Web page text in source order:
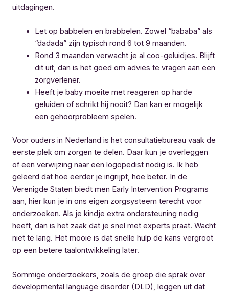
uitdagingen.
Let op babbelen en brabbelen. Zowel “bababa” als
“dadada” zijn typisch rond 6 tot 9 maanden.
Rond 3 maanden verwacht je al coo-geluidjes. Blijft
dit uit, dan is het goed om advies te vragen aan een
zorgverlener.
Heeft je baby moeite met reageren op harde
geluiden of schrikt hij nooit? Dan kan er mogelijk
een gehoorprobleem spelen.
Voor ouders in Nederland is het consultatiebureau vaak de
eerste plek om zorgen te delen. Daar kun je overleggen
of een verwijzing naar een logopedist nodig is. Ik heb
geleerd dat hoe eerder je ingrijpt, hoe beter. In de
Verenigde Staten biedt men Early Intervention Programs
aan, hier kun je in ons eigen zorgsysteem terecht voor
onderzoeken. Als je kindje extra ondersteuning nodig
heeft, dan is het zaak dat je snel met experts praat. Wacht
niet te lang. Het mooie is dat snelle hulp de kans vergroot
op een betere taalontwikkeling later.
Sommige onderzoekers, zoals de groep die sprak over
developmental language disorder (DLD), leggen uit dat